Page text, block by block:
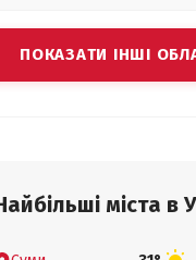
ПОКАЗАТИ ІНШІ
міста в